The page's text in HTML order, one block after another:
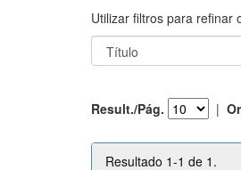
Utilizar filtros para refinar
Result./Pág. |
Resultado 1-1 de 1.